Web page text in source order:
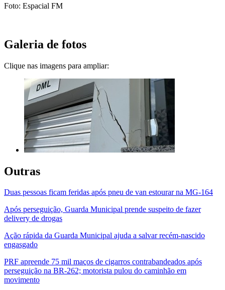
Foto: Espacial FM
Galeria de fotos
Clique nas imagens para ampliar:
Outras
Duas pessoas ficam feridas após pneu de van estourar na MG-164
Após perseguição, Guarda Municipal prende suspeito de fazer
delivery de drogas
Ação rápida da Guarda Municipal ajuda a salvar recém-nascido
engasgado
PRF apreende 75 mil maços de cigarros contrabandeados após
perseguição na BR-262; motorista pulou do caminhão em
movimento